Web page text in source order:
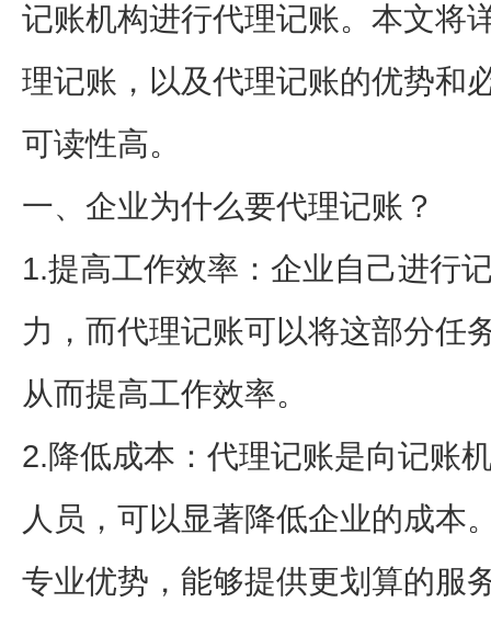
记账机构进行代理记账。本文将
理记账，以及代理记账的优势和
可读性高。
一、企业为什么要代理记账？
1.提高工作效率：企业自己进行
力，而代理记账可以将这部分任
从而提高工作效率。
2.降低成本：代理记账是向记账
人员，可以显著降低企业的成本
专业优势，能够提供更划算的服